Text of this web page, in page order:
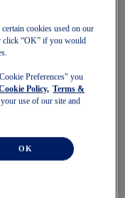
tego koszyka, lub
cookies used on our
click “OK” if you would
Preferences" you
Policy, Terms &
use of our site and
OK